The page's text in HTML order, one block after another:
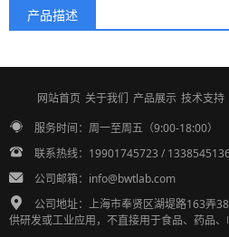
产品描述
网站首页 关于我们 产品展示 技术支持
服务时间：周一至周五（9:00-18:00）
联系热线：19901745723 /
公司邮箱：info@bwtlab.com
公司地址：上海市奉贤区湖堤路163弄
供研发或工业应用，不直接用于食品、药品、